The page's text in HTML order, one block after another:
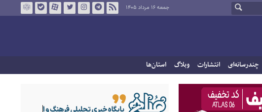
جمعه ۱۶ مرداد ۱۴۰۵
چندرسانه‌ای انتشارات وبلاگ استان‌ها